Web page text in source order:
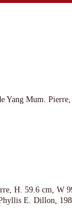
Yang Mum.
H. 59.6 cm, W
E. Dillon,